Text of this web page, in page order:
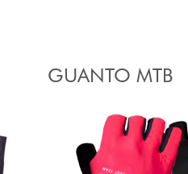
GUANTO MTB